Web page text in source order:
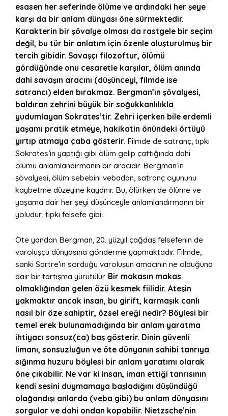
esasen her seferinde ölüme ve ardındaki her şeye
karşı da bir anlam dünyası öne sürmektedir.
Karakterin bir şövalye olması da rastgele bir seçim
değil, bu tür bir anlatım için özenle oluşturulmuş bir
tercih gibidir. Savaşçı filozoftur, ölümü
gördüğünde onu cesaretle karşılar, ölüm anında
dahi savaşın aracını (düşünceyi, filmde ise
satrancı) elden bırakmaz. Bergman’ın şövalyesi,
baldıran zehrini büyük bir soğukkanlılıkla
yudumlayan Sokrates’tir. Zehri içerken bile erdemli
yaşamı pratik etmeye, hakikatin önündeki örtüyü
yırtıp atmaya çaba gösterir. Filmde de satranç, tıpkı
Sokrates’in yaptığı gibi ölüm gelip çattığında dahi
ölümü anlamlandırmanın bir aracıdır. Bergman’ın
şövalyesi, ölüm sebebini vebadan, satranç oyununu
kaybetme düzeyine kaydırır. Bu, ölürken de ölüme ve
yaşama dair her şeyi düşünceyle anlamlandırmanın bir
yoludur, tıpkı felsefe gibi…
Öte yandan Bergman, 20. yüzyıl çağdaş felsefenin de
varoluşçu dünyasına gönderme yapmaktadır. Filmde,
sanki Sartre’ın sorduğu varoluşun amacının ne olduğuna
dair bir tartışma yürütülür. Bir makasın makas
olmaklığından gelen özü kesmek fiilidir. Ateşin
yakmaktır ancak insan, bu girift, karmaşık canlı
nasıl bir öze sahiptir, özsel ereği nedir? Böylesi bir
temel erek bulunamadığında bir anlam yaratma
ihtiyacı sonsuz(ca) baş gösterir. Dinin güvenli
limanı, sonsuzluğun ve öte dünyanın sahibi tanrıya
sığınma huzuru böylesi bir anlam yaratımı olarak
öne çıkabilir. Ne var ki insan, iman ettiği tanrısının
kendi sesini duymamaya başladığını düşündüğü
olağandışı anlarda (veba gibi) bu anlam dünyasını
sorgular ve dahi ondan kopabilir. Nietzsche’nin